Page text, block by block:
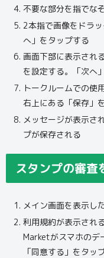
不要な部分を指でな
2本指で画像をドラ
へ」をタップする
画面下部に表示され
を設定する。「次へ
トークルームでの使
右上にある「保存」
メッセージが表示さ
プが保存される
スタンプの審査
メイン画面を表示し
利用規約が表示され
Marketがスマホのデ
「同意する」をタッ